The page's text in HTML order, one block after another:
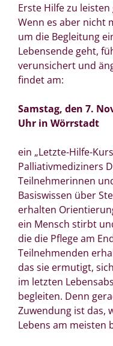
Erste Hilfe zu
Wenn es aber nicht
um die Begleitung
Lebensende geht,
verunsichert und
findet am:
Samstag, den 7.
Uhr in Wörrstadt
ein „Letzte-Hilfe-
Palliativmediziners
Teilnehmerinnen
Basiswissen über
erhalten
ein Mensch stirbt
die die Pflege am
Teilnehmenden
das sie ermutigt,
im letzten
begleiten. Denn
Zuwendung ist das,
Lebens am meisten